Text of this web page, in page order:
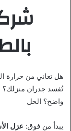
هل تعاني من حرارة
تُفسد جدران منزلك؟
واضح؟ الحل
يبدأ من فوق: عزل